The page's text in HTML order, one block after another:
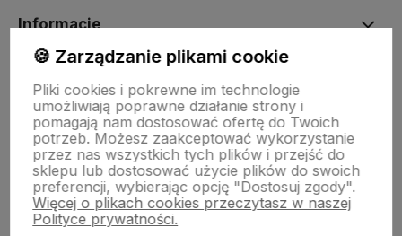
Informacje
O nas
Dostawa i płatności
Sklepy stacjonarne
🍪 Zarządzanie plikami cookie
Pliki cookies i pokrewne im technologie
umożliwiają poprawne działanie strony i
pomagają nam dostosować ofertę do Twoich
potrzeb. Możesz zaakceptować wykorzystanie
przez nas wszystkich tych plików i przejść do
sklepu lub dostosować użycie plików do swoich
preferencji, wybierając opcję "Dostosuj zgody".
Więcej o plikach cookies przeczytasz w naszej
Polityce prywatności.